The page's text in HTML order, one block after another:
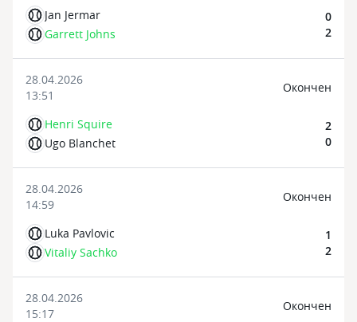
Jan Jermar
Garrett Johns
0
2
28.04.2026
13:51
Henri Squire
Ugo Blanchet
Oкончен
2
0
28.04.2026
14:59
Luka Pavlovic
Vitaliy Sachko
Oкончен
1
2
28.04.2026
15:17
Oкончен